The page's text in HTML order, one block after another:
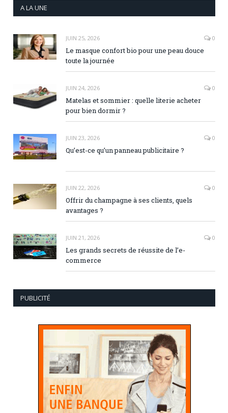
A LA UNE
JUIN 25, 2026 0
Le masque confort bio pour une peau douce
toute la journée
JUIN 24, 2026 0
Matelas et sommier : quelle literie acheter
pour bien dormir ?
JUIN 23, 2026 0
Qu’est-ce qu’un panneau publicitaire ?
JUIN 22, 2026 0
Offrir du champagne à ses clients, quels
avantages ?
JUIN 21, 2026 0
Les grands secrets de réussite de l’e-
commerce
PUBLICITÉ